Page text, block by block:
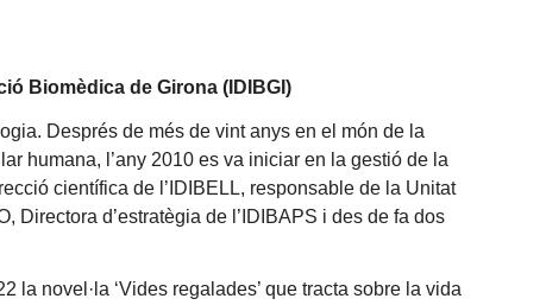
Biomèdica de Girona (IDIBGI)
Després de més de vint anys en el món de la
humana, l’any 2010 es va iniciar en la gestió de la
científica de l’IDIBELL, responsable de la Unitat
Directora d’estratègia de l’IDIBAPS i des de fa dos
la novel·la ‘Vides regalades’ que tracta sobre la vida